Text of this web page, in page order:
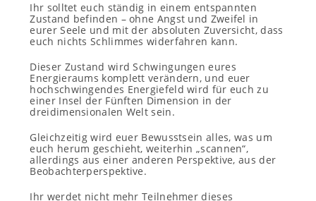
Ihr solltet euch ständig in einem entspannten
Zustand befinden – ohne Angst und Zweifel in
eurer Seele und mit der absoluten Zuversicht, dass
euch nichts Schlimmes widerfahren kann.
Dieser Zustand wird Schwingungen eures
Energieraums komplett verändern, und euer
hochschwingendes Energiefeld wird für euch zu
einer Insel der Fünften Dimension in der
dreidimensionalen Welt sein.
Gleichzeitig wird euer Bewusstsein alles, was um
euch herum geschieht, weiterhin „scannen“,
allerdings aus einer anderen Perspektive, aus der
Beobachterperspektive.
Ihr werdet nicht mehr Teilnehmer dieses